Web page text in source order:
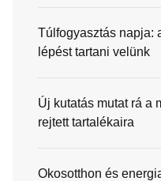
Túlfogyasztás napja:
lépést tartani velünk
Új kutatás mutat rá a
rejtett tartalékaira
Okosotthon és